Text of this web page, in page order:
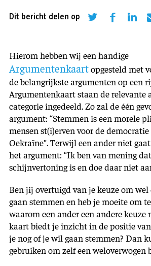
Dit bericht delen op
Hierom hebben wij een handige
Argumentenkaartopgesteld met
de belangrijkste argumenten op een
Argumentenkaart staan de relevante
categorie ingedeeld. Zo zal de één
argument: “Stemmen is een morele
mensen st(i)erven voor de
Oekraïne”. Terwijl een ander niet
het argument: “Ik ben van mening
schijnvertoning is en doe daar niet
Ben jij overtuigd van je keuze om
gaan stemmen en heb je moeite om
waarom een ander een andere keuze
kaart biedt je inzicht in de positie
je nog of je wil gaan stemmen? Dan
gebruiken om zelf een weloverwogen